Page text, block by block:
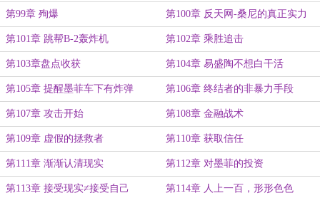
第99章 殉爆 第100章 反天网-桑尼的真正实力
第101章 跳帮B-2轰炸机 第102章 乘胜追击
第103章盘点收获 第104章 易盛陶不想白干活
第105章 提醒墨菲车下有炸弹 第106章 终结者的非暴力手段
第107章 攻击开始 第108章 金融战术
第109章 虚假的拯救者 第110章 获取信任
第111章 渐渐认清现实 第112章 对墨菲的投资
第113章 接受现实≠接受自己 第114章 人上一百，形形色色